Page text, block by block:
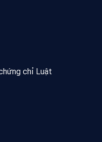
chỉ Luật